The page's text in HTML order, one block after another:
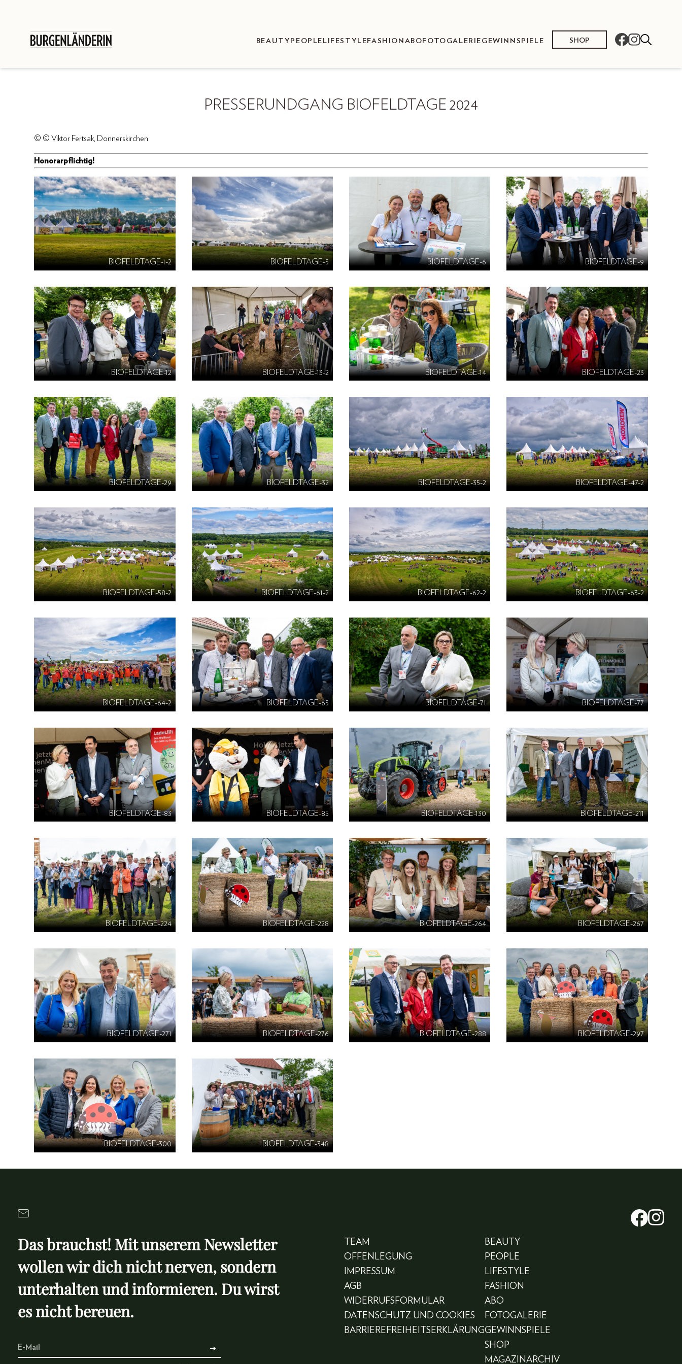
BEAUTY PEOPLE LIFESTYLEFASHION ABOFOTOGALERIE GEWINNSPIELE SHOP
PRESSERUNDGANG BIOFELDTAGE 2024
© © Viktor Fertsak, Donnerskirchen
Honorarpflichtig!
BIOFELDTAGE-1-2 BIOFELDTAGE-5 BIOFELDTAGE-6 BIOFELDTAGE-9
BIOFELDTAGE-12 BIOFELDTAGE-13-2 BIOFELDTAGE-14 BIOFELDTAGE-23
BIOFELDTAGE-29 BIOFELDTAGE-32 BIOFELDTAGE-35-2 BIOFELDTAGE-47-2
BIOFELDTAGE-58-2 BIOFELDTAGE-61-2 BIOFELDTAGE-62-2 BIOFELDTAGE-63-2
BIOFELDTAGE-64-2 BIOFELDTAGE-65 BIOFELDTAGE-71 BIOFELDTAGE-77
BIOFELDTAGE-83 BIOFELDTAGE-85 BIOFELDTAGE-130 BIOFELDTAGE-211
BIOFELDTAGE-224 BIOFELDTAGE-228 BIOFELDTAGE-264 BIOFELDTAGE-267
BIOFELDTAGE-271 BIOFELDTAGE-276 BIOFELDTAGE-288 BIOFELDTAGE-297
BIOFELDTAGE-300 BIOFELDTAGE-348
Das brauchst! Mit unserem Newsletter
wollen wir dich nicht nerven, sondern
unterhalten und informieren. Du wirst
es nicht bereuen.
TEAM
OFFENLEGUNG
IMPRESSUM
AGB
WIDERRUFSFORMULAR
DATENSCHUTZ UND COOKIES
BARRIEREFREIHEITSERKLÄRUNG
BEAUTY
PEOPLE
LIFESTYLE
FASHION
ABO
FOTOGALERIE
GEWINNSPIELE
SHOP
MAGAZINARCHIV